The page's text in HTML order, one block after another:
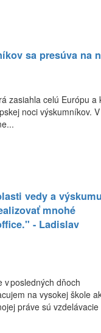
sa presúva na
zasiahla celú Európu
noci výskumníkov.
vedy a
mnohé
- Ladislav
v posledných dňoch
na vysokej škole
práve sú vzdelávacie